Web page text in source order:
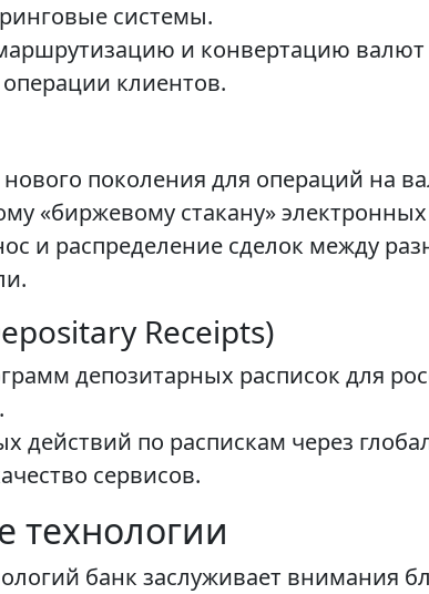
системы.
и конвертацию
клиентов.
поколения для операций на
«биржевому стакану»
и распределение сделок между
Receipts)
депозитарных расписок для
действий по распискам через
сервисов.
технологии
банк заслуживает внимания